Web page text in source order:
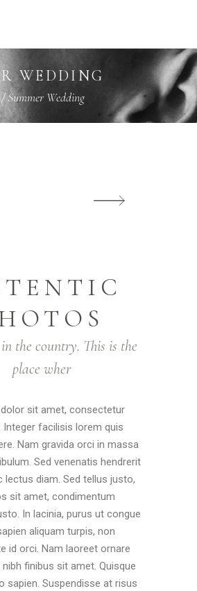
WEDDING
Summer Wedding
the country. This is the
place wher
sit amet, consectetur
Integer facilisis lorem quis
Nam gravida orci in massa
Sed venenatis hendrerit
lectus diam. Sed tellus justo,
sit amet, condimentum
In lacinia, purus ut congue
aliquam turpis, non
id orci. Nam laoreet ornare
nibh finibus sit amet. Quisque
sapien. Suspendisse at risus